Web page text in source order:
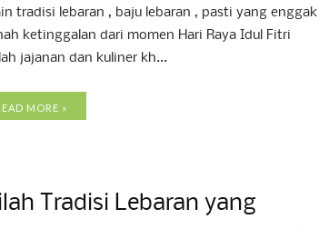
tradisi lebaran , baju lebaran , pasti yang enggak
ketinggalan dari momen Hari Raya Idul Fitri
jajanan dan kuliner kh...
MORE »
Tradisi Lebaran yang